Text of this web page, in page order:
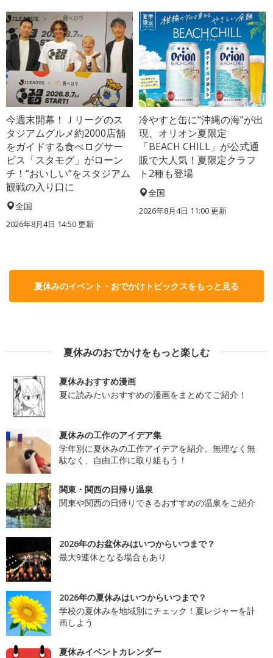
今週末開幕！Ｊリーグのス
タジアムグルメ約2000店舗
をガイドする食べログサー
ビス「スタモグ」がローン
チ！“おいしい”をスタジアム
観戦の入り口に
全国
2026年8月4日 14:50更新
冷やすと缶に“沖縄の海”が出
現、オリオン夏限定
「BEACH CHILL」が公式通
販で大人気！夏限定クラフ
ト2種も登場
全国
2026年8月4日 11:00更新
夏休みのイベント・おでかけトピックスをもっと見る
夏休みのおでかけをもっと楽しむ
夏休みおすすめ漫画
夏に読みたいおすすめの漫画をまとめてご紹介！
夏休みの工作のアイデア集
学年別に夏休みの工作アイデアを紹介。無理なく無
駄なく、自由工作に取り組もう！
関東・関西の日帰り温泉
関東や関西の日帰りできるおすすめの温泉をご紹介
2026年のお盆休みはいつからいつまで？
最大9連休となる場合もあり
2026年の夏休みはいつからいつまで？
学校の夏休みを地域別にチェック！夏レジャーを計
画しよう
夏休みイベントカレンダー